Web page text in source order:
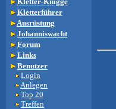
Kletterführer
Ausrüstung
Johanniswacht
Forum
Links
Benutzer
Login
Anlegen
Top 20
Treffen